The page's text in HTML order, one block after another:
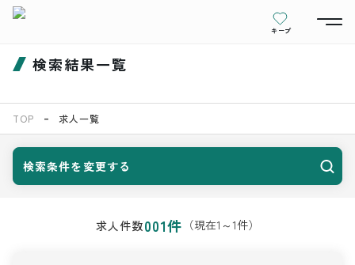
キープ
検索結果一覧
TOP 求人一覧
検索条件を変更する
求人件数001件 （現在1 ～1件）